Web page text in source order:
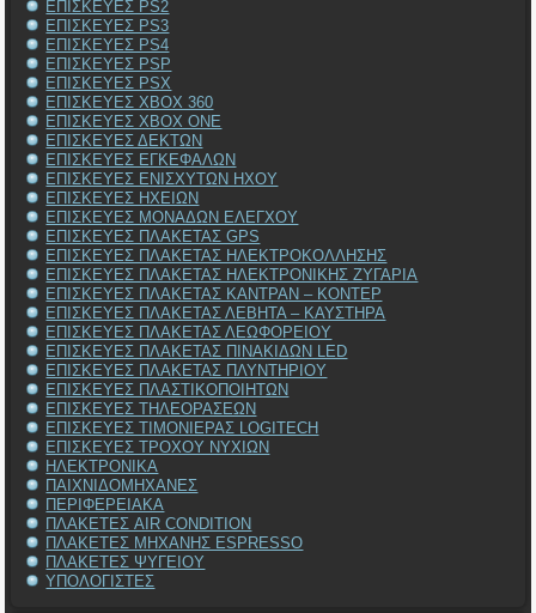
ΕΠΙΣΚΕΥΕΣ PS2
ΕΠΙΣΚΕΥΕΣ PS3
ΕΠΙΣΚΕΥΕΣ PS4
ΕΠΙΣΚΕΥΕΣ PSP
ΕΠΙΣΚΕΥΕΣ PSX
ΕΠΙΣΚΕΥΕΣ XBOX 360
ΕΠΙΣΚΕΥΕΣ XBOX ONE
ΕΠΙΣΚΕΥΕΣ ΔΕΚΤΩΝ
ΕΠΙΣΚΕΥΕΣ ΕΓΚΕΦΑΛΩΝ
ΕΠΙΣΚΕΥΕΣ ΕΝΙΣΧΥΤΩΝ ΗΧΟΥ
ΕΠΙΣΚΕΥΕΣ ΗΧΕΙΩΝ
ΕΠΙΣΚΕΥΕΣ ΜΟΝΑΔΩΝ ΕΛΕΓΧΟΥ
ΕΠΙΣΚΕΥΕΣ ΠΛΑΚΕΤΑΣ GPS
ΕΠΙΣΚΕΥΕΣ ΠΛΑΚΕΤΑΣ ΗΛΕΚΤΡΟΚΟΛΛΗΣΗΣ
ΕΠΙΣΚΕΥΕΣ ΠΛΑΚΕΤΑΣ ΗΛΕΚΤΡΟΝΙΚΗΣ ΖΥΓΑΡΙΑ
ΕΠΙΣΚΕΥΕΣ ΠΛΑΚΕΤΑΣ ΚΑΝΤΡΑΝ – ΚΟΝΤΕΡ
ΕΠΙΣΚΕΥΕΣ ΠΛΑΚΕΤΑΣ ΛΕΒΗΤΑ – ΚΑΥΣΤΗΡΑ
ΕΠΙΣΚΕΥΕΣ ΠΛΑΚΕΤΑΣ ΛΕΩΦΟΡΕΙΟΥ
ΕΠΙΣΚΕΥΕΣ ΠΛΑΚΕΤΑΣ ΠΙΝΑΚΙΔΩΝ LED
ΕΠΙΣΚΕΥΕΣ ΠΛΑΚΕΤΑΣ ΠΛΥΝΤΗΡΙΟΥ
ΕΠΙΣΚΕΥΕΣ ΠΛΑΣΤΙΚΟΠΟΙΗΤΩΝ
ΕΠΙΣΚΕΥΕΣ ΤΗΛΕΟΡΑΣΕΩΝ
ΕΠΙΣΚΕΥΕΣ ΤΙΜΟΝΙΕΡΑΣ LOGITECH
ΕΠΙΣΚΕΥΕΣ ΤΡΟΧΟΥ ΝΥΧΙΩΝ
ΗΛΕΚΤΡΟΝΙΚΑ
ΠΑΙΧΝΙΔΟΜΗΧΑΝΕΣ
ΠΕΡΙΦΕΡΕΙΑΚΑ
ΠΛΑΚΕΤΕΣ AIR CONDITION
ΠΛΑΚΕΤΕΣ ΜΗΧΑΝΗΣ ESPRESSO
ΠΛΑΚΕΤΕΣ ΨΥΓΕΙΟΥ
ΥΠΟΛΟΓΙΣΤΕΣ